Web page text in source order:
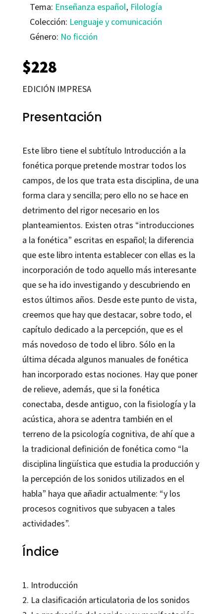
Tema: Enseñanza español, Filología
Colección: Lenguaje y comunicación
Género: No ficción
$228
EDICIÓN IMPRESA
Presentación
Este libro tiene el subtítulo Introducción a la
fonética porque pretende mostrar todos los
campos, de los que trata esta disciplina, de una
forma clara y sencilla; pero ello no se hace en
detrimento del rigor necesario en los
planteamientos. Existen otras “introducciones
a la fonética” escritas en español; la diferencia
que este libro intenta establecer con ellas es la
incorporación de todo aquello más interesante
que se ha ido investigando y descubriendo en
estos últimos años. Desde este punto de vista,
creemos que hay que destacar, sobre todo, el
capítulo dedicado a la percepción, que es el
más novedoso de todo el libro. Sólo en la
última década algunos manuales de fonética
han incorporado estas nociones. Hay que poner
de relieve, además, que si la fonética
conectaba, desde antiguo, con la fisiología y la
acústica, ahora se adentra también en el
terreno de la psicología cognitiva, de ahí que a
la tradicional definición de fonética como “la
disciplina lingüística que estudia la producción y
la percepción de los sonidos utilizados en el
habla” haya que añadir actualmente: “y los
procesos cognitivos que subyacen a tales
actividades”.
Índice
1. Introducción
2. La clasificación articulatoria de los sonidos